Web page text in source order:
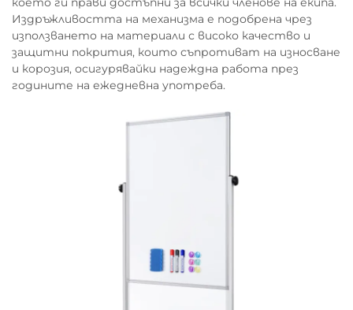
Издръжливостта на механизма е подобрена чрез
използването на материали с високо качество и
защитни покрития, които съпротиват на износване
и корозия, осигурявайки надеждна работа през
годините на ежедневна употреба.